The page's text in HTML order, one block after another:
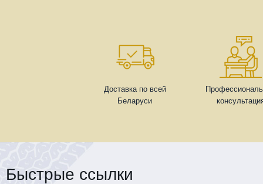
Доставка по всей
Беларуси
Быстрые ссылки